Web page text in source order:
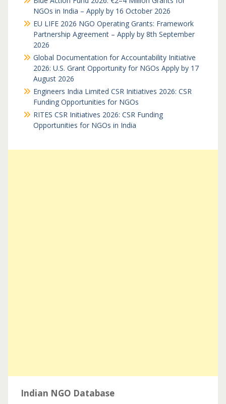
NGOs in India – Apply by 16 October 2026
EU LIFE 2026 NGO Operating Grants: Framework
Partnership Agreement – Apply by 8th September
2026
Global Documentation for Accountability Initiative
2026: U.S. Grant Opportunity for NGOs Apply by 17
August 2026
Engineers India Limited CSR Initiatives 2026: CSR
Funding Opportunities for NGOs
RITES CSR Initiatives 2026: CSR Funding
Opportunities for NGOs in India
Indian NGO Database